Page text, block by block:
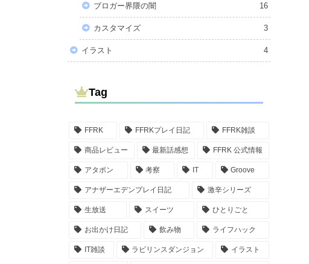
ブロガー界隈の闇 16
カスタマイズ 3
イラスト 4
Tag
FFRK FFRKプレイ日記 FFRK雑談
商品レビュー 最新話感想 FFRK 公式情報
アタポン 考察 IT Groove
アナザーエデンプレイ日記 激辛シリーズ
生放送 スイーツ ひとりごと
お出かけ日記 飲み物 ライフハック
IT雑談 ラビリンスダンジョン イラスト